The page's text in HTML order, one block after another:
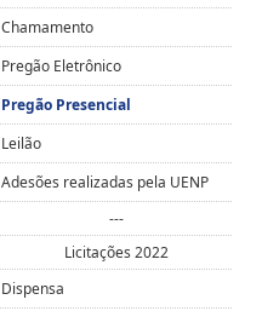
Chamamento
Pregão Eletrônico
Pregão Presencial
Leilão
Adesões realizadas pela UENP
---
Licitações 2022
Dispensa